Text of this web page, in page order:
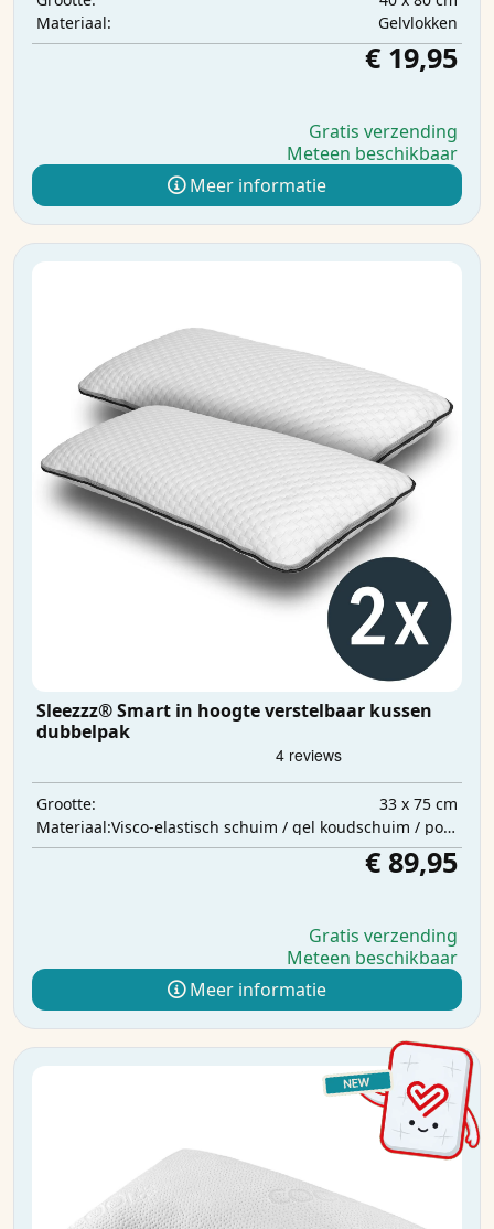
Materiaal:
Gelvlokken
€ 19,95
Gratis verzending
Meteen beschikbaar
Meer informatie
Sleezzz® Smart in hoogte verstelbaar kussen
dubbelpak
Grootte:
33 x 75 cm
Materiaal:
Visco-elastisch schuim / gel koudschuim / polyester watten
€ 89,95
Gratis verzending
Meteen beschikbaar
Meer informatie